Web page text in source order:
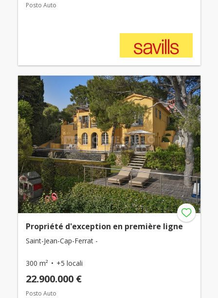
Posto Auto
Propriété d'exception en première ligne
Saint-Jean-Cap-Ferrat -
300 m² +5 locali
22.900.000 €
Posto Auto